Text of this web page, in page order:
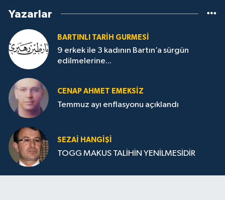
Yazarlar
BARTINLI TARIH GURMESI
9 erkek ile 3 kadının Bartın’a sürgün
edilmelerine...
CENAP AHMET EMEKSİZ
Temmuz ayı enflasyonu açıklandı
SEZAI HANGİŞİ
TOGG MAKUS TALİHİN YENİLMESİDİR